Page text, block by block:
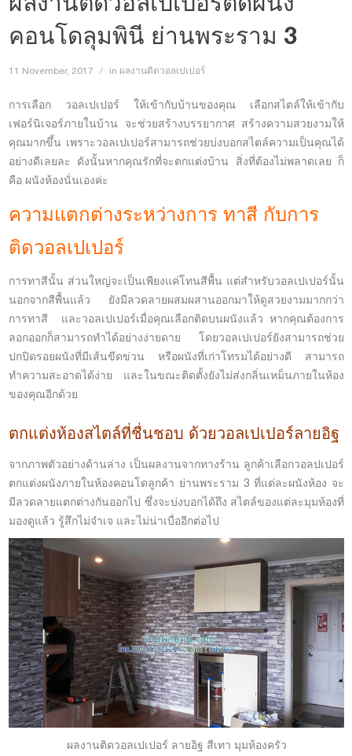
คอนโดลุมพินี ย่านพระราม 3
11 November, 2017 in ผลงานติดวอลเปเปอร์
การเลือก วอลเปเปอร์ ให้เข้ากับบ้านของคุณ เลือกสไตล์ให้เข้ากับ
เฟอร์นิเจอร์ภายในบ้าน จะช่วยสร้างบรรยากาศ สร้างความสวยงามให้
คุณมากขึ้น เพราะวอลเปเปอร์สามารถช่วยบ่งบอกสไตล์ความเป็นคุณได้
อย่างดีเลยละ ดังนั้นหากคุณรักที่จะตกแต่งบ้าน สิ่งที่ต้องไม่พลาดเลย ก็
คือ ผนังห้องนั่นเองค่ะ
ความแตกต่างระหว่างการ ทาสี กับการ
ติดวอลเปเปอร์
การทาสีนั้น ส่วนใหญ่จะเป็นเพียงแค่โทนสีพื้น แต่สำหรับวอลเปเปอร์นั้น
นอกจากสีพื้นแล้ว ยังมีลวดลายผสมผสานออกมาให้ดูสวยงามมากกว่า
การทาสี และวอลเปเปอร์เมื่อคุณเลือกติดบนผนังแล้ว หากคุณต้องการ
ลอกออกก็สามารถทำได้อย่างง่ายดาย โดยวอลเปเปอร์ยังสามารถช่วย
ปกปิดรอยผนังที่มีเส้นขีดข่วน หรือผนังที่เก่าโทรมได้อย่างดี สามารถ
ทำความสะอาดได้ง่าย และในขณะติดตั้งยังไม่ส่งกลิ่นเหม็นภายในห้อง
ของคุณอีกด้วย
ตกแต่งห้องสไตล์ที่ชื่นชอบ ด้วยวอลเปเปอร์ลายอิฐ
จากภาพตัวอย่างด้านล่าง เป็นผลงานจากทางร้าน ลูกค้าเลือกวอลปเปอร์
ตกแต่งผนังภายในห้องคอนโดลูกค้า ย่านพระราม 3 ที่แต่ละผนังห้อง จะ
มีลวดลายแตกต่างกันออกไป ซึ่งจะบ่งบอกได้ถึง สไตล์ของแต่ละมุมห้องที่
มองดูแล้ว รู้สึกไม่จำเจ และไม่น่าเบื่ออีกต่อไป
ผลงานติดวอลเปเปอร์ ลายอิฐ สีเทา มุมห้องครัว